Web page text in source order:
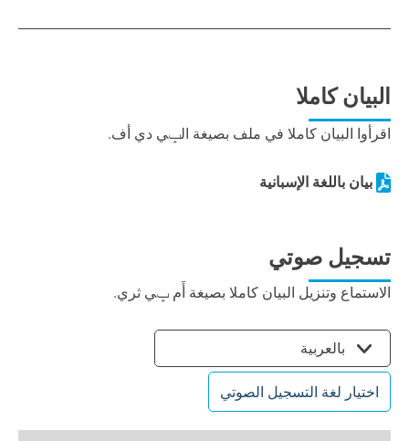
البيان كاملا
اقرأوا البيان كاملا في ملف بصيغة الݒي دي أف.
بيان باللغة الإسبانية
تسجيل صوتي
الاستماع وتنزيل البيان كاملا بصيغة أَم ݒي ثري.
بالعربية
اختيار لغة التسجيل الصوتي